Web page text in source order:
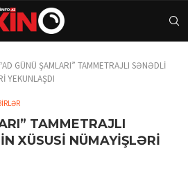
“AD GÜNÜ ŞAMLARI” TAMMETRAJLI SƏNƏDLİ
YEKUNLAŞDI
TAMMETRAJLI
XÜSUSİ NÜMAYİŞLƏRİ